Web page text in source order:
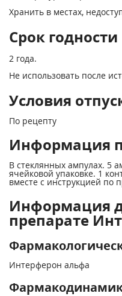
Хранить в местах,
Срок годности
2 года.
Не использовать после
Условия
По рецепту
Информация
В стеклянных ампулах. 5
ячейковой упаковке. 1
вместе с инструкцией по
Информация
препарате
Интерферон альфа